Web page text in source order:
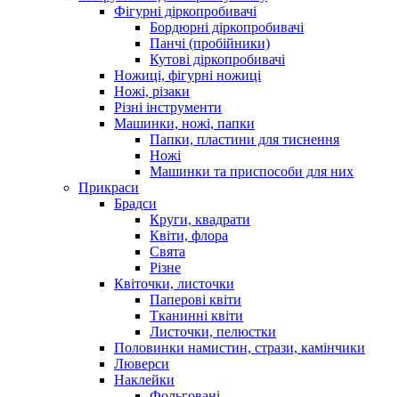
Фігурні діркопробивачі
Бордюрні діркопробивачі
Панчі (пробійники)
Кутові діркопробивачі
Ножиці, фігурні ножиці
Ножі, різаки
Різні інструменти
Машинки, ножі, папки
Папки, пластини для тиснення
Ножі
Машинки та приспособи для них
Прикраси
Брадси
Круги, квадрати
Квіти, флора
Свята
Різне
Квіточки, листочки
Паперові квіти
Тканинні квіти
Листочки, пелюстки
Половинки намистин, стрази, камінчики
Люверси
Наклейки